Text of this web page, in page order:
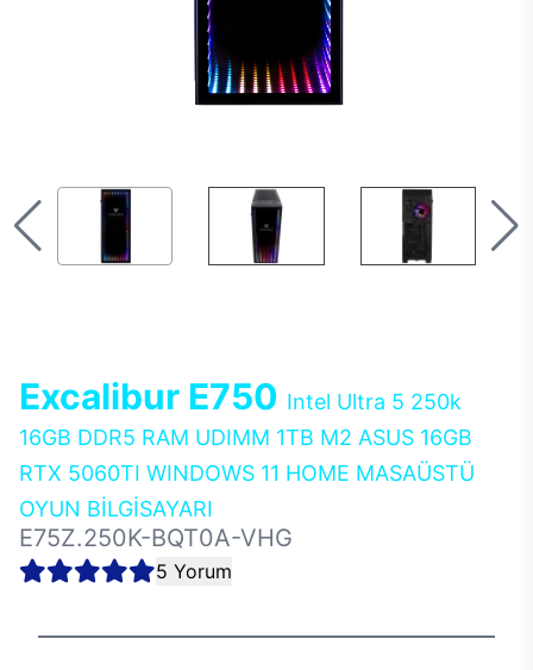
Excalibur E750 Intel Ultra 5 250k
16GB DDR5 RAM UDIMM 1TB M2 ASUS 16GB
RTX 5060TI WINDOWS 11 HOME MASAÜSTÜ
OYUN BİLGİSAYARI
E75Z.250K-BQT0A-VHG
5 Yorum